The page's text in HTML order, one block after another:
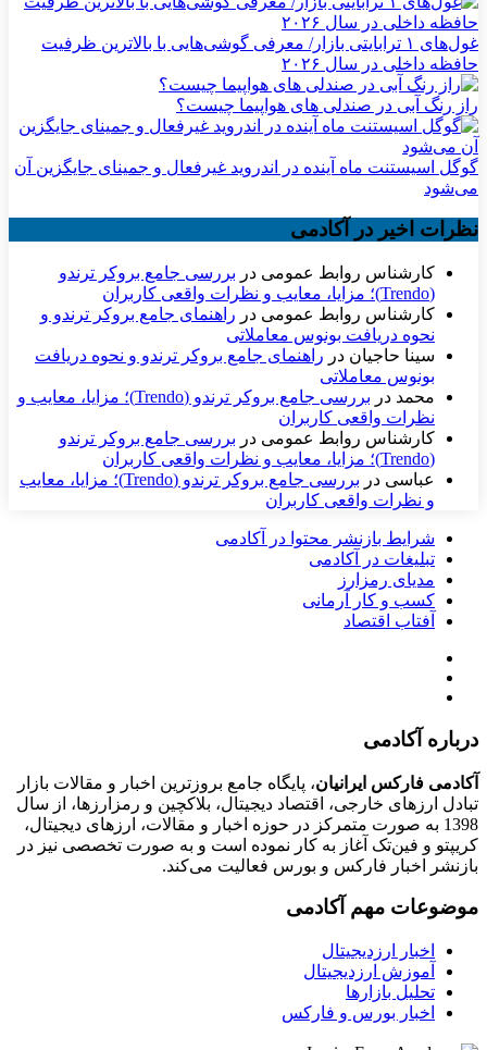
غول‌های ۱ ترابایتی بازار/ معرفی گوشی‌هایی با بالاترین ظرفیت
حافظه داخلی در سال ۲۰۲۶
راز رنگ آبی در صندلی های هواپیما چیست؟
گوگل اسیستنت ماه آینده در اندروید غیرفعال و جمینای جایگزین آن
می‌شود
نظرات اخیر در آکادمی
کارشناس روابط عمومی در بررسی جامع بروکر ترندو
(Trendo)؛ مزایا، معایب و نظرات واقعی کاربران
کارشناس روابط عمومی در راهنمای جامع بروکر ترندو و
نحوه دریافت بونوس معاملاتی
سینا حاجیان در راهنمای جامع بروکر ترندو و نحوه دریافت
بونوس معاملاتی
محمد در
بررسی جامع بروکر ترندو (Trendo)؛ مزایا، معایب و
نظرات واقعی کاربران
کارشناس روابط عمومی در بررسی جامع بروکر ترندو
(Trendo)؛ مزایا، معایب و نظرات واقعی کاربران
عباسی در
بررسی جامع بروکر ترندو (Trendo)؛ مزایا، معایب
و نظرات واقعی کاربران
شرایط بازنشر محتوا در آکادمی
تبلیغات در آکادمی
مدیای رمزارز
کسب و کار آرمانی
آفتاب اقتصاد
درباره آکادمی
آکادمی فارکس ایرانیان، پایگاه جامع بروزترین اخبار و مقالات بازار
تبادل ارزهای خارجی، اقتصاد دیجیتال، بلاکچین و رمزارزها، از سال
1398 به صورت متمرکز در حوزه اخبار و مقالات، ارزهای‌ دیجیتال،
کریپتو و فین‌تک آغاز به کار نموده است و به صورت تخصصی نیز در
بازنشر اخبار فارکس و بورس فعالیت می‌کند.
موضوعات مهم آکادمی
اخبار ارزدیجیتال
آموزش ارزدیجیتال
تحلیل بازارها
اخبار بورس و فارکس